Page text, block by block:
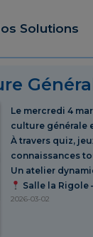
Solutions
Le mercredi 4
culture générale
À travers quiz,
connaissances
Un atelier
Salle la Rigole
2026-03-02